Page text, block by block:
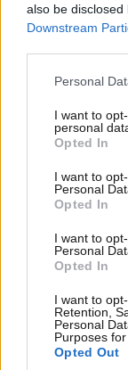
also be
Downstream
Please note that
not limited to
grant or deny
use your data
consent section.
Personal
I want to
personal
Opted In
I want to
Personal
Opted In
I want to
Personal
Opted In
I want to
Retention,
Personal
Purposes
Opted Out
αιτία (εκτός να
αυτό??), σε
γίνεται το
Απαντήστε
ΗΛΙΑ. ΕΙΣΑΙ.
Απαντήστε